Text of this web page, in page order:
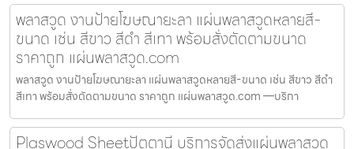
พลาสวูด งานป้ายโฆษณายะลา แผ่นพลาสวูดหลายสี-
ขนาด เช่น สีขาว สีดำ สีเทา พร้อมสั่งตัดตามขนาด
ราคาถูก แผ่นพลาสวูด.com
พลาสวูด งานป้ายโฆษณายะลา แผ่นพลาสวูดหลายสี-ขนาด เช่น สีขาว สีดำ
สีเทา พร้อมสั่งตัดตามขนาด ราคาถูก แผ่นพลาสวูด.com —บริกา
Plaswood Sheetปัตตานี บริการจัดส่งแผ่นพลาสวูด